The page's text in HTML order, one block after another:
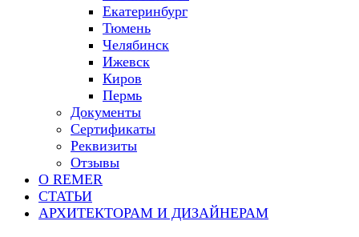
Екатеринбург
Тюмень
Челябинск
Ижевск
Киров
Пермь
Документы
Сертификаты
Реквизиты
Отзывы
О REMER
СТАТЬИ
АРХИТЕКТОРАМ И ДИЗАЙНЕРАМ